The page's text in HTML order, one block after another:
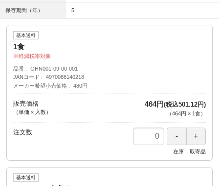
保存期間（年） 5
基本送料
1食
軽減税率対象
品番
GHN001-09-00-001
JANコード
4970088140218
メーカー希望小売価格
480円
販売価格
（単価 × 入数）
464円(税込501.12円)
（464円 × 1食）
注文数
在庫 取寄品
基本送料